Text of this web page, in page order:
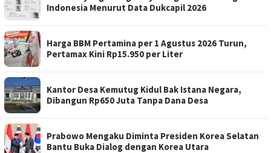
Indonesia Menurut Data Dukcapil 2026
Harga BBM Pertamina per 1 Agustus 2026 Turun,
Pertamax Kini Rp15.950 per Liter
Kantor Desa Kemutug Kidul Bak Istana Negara,
Dibangun Rp650 Juta Tanpa Dana Desa
Prabowo Mengaku Diminta Presiden Korea Selatan
Bantu Buka Dialog dengan Korea Utara